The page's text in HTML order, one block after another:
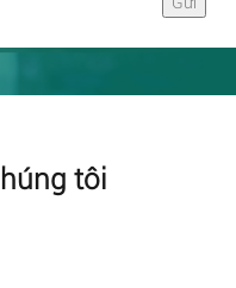
tôi